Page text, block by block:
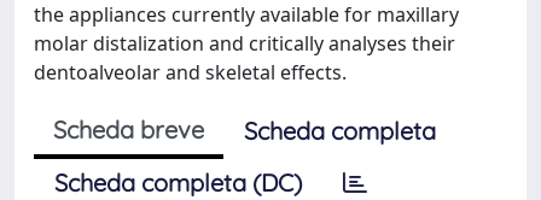
the appliances currently available for maxillary
molar distalization and critically analyses their
dentoalveolar and skeletal effects.
Scheda breve
Scheda completa
Scheda completa (DC)